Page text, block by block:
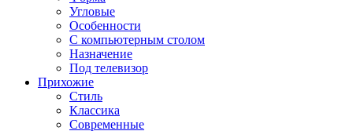
Угловые
Особенности
С компьютерным столом
Назначение
Под телевизор
Прихожие
Стиль
Классика
Современные